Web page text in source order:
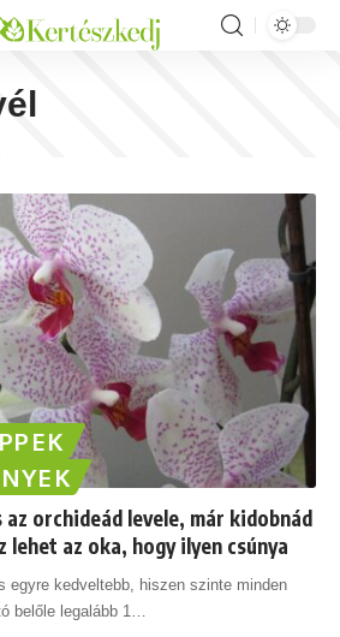
orchideád levele, már kidobnád
lehet az oka, hogy ilyen csúnya
egyre kedveltebb, hiszen szinte minden
belőle legalább 1